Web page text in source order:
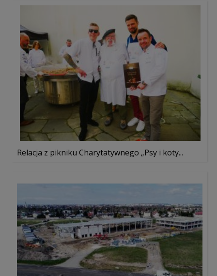
Relacja z pikniku Charytatywnego „Psy i koty...